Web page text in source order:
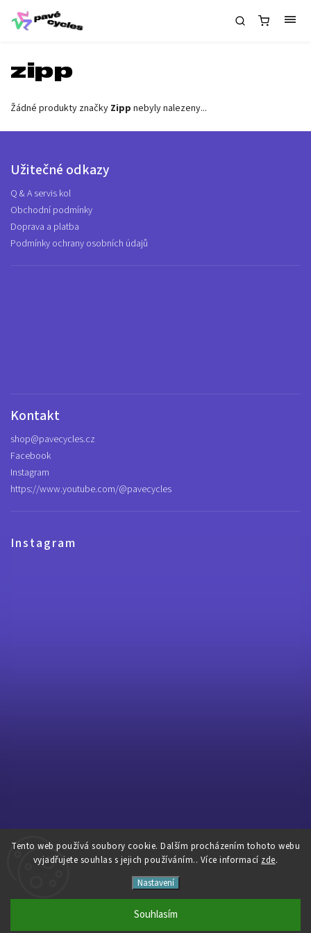
Tento web používá soubory cookie. Dalším procházením tohoto webu
vyjadřujete souhlas s jejich používáním.. Více informací zde.
Nastavení
Souhlasím
zipp
Žádné produkty značky Zipp nebyly nalezeny...
Užitečné odkazy
Q & A servis kol
Obchodní podmínky
Doprava a platba
Podmínky ochrany osobních údajů
Kontakt
shop@pavecycles.cz
Facebook
Instagram
https://www.youtube.com/@pavecycles
Instagram
Sledovat na Instagramu
Pavé Cycles. Všechna práva vyhrazena.
VytvořilShoptet| DesignShoptak.cz